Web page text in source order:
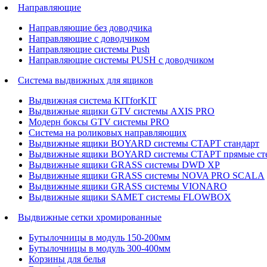
Направляющие
Направляющие без доводчика
Направляющие с доводчиком
Направляющие системы Push
Направляющие системы PUSH с доводчиком
Система выдвижных для ящиков
Выдвижная система KITforKIT
Выдвижные ящики GTV системы AXIS PRO
Модерн боксы GTV системы PRO
Система на роликовых направляющих
Выдвижные ящики BOYARD системы СТАРТ стандарт
Выдвижные ящики BOYARD системы СТАРТ прямые
Выдвижные ящики GRASS системы DWD XP
Выдвижные ящики GRASS системы NOVA PRO SCALA
Выдвижные ящики GRASS системы VIONARO
Выдвижные ящики SAMET системы FLOWBOX
Выдвижные сетки хромированные
Бутылочницы в модуль 150-200мм
Бутылочницы в модуль 300-400мм
Корзины для белья